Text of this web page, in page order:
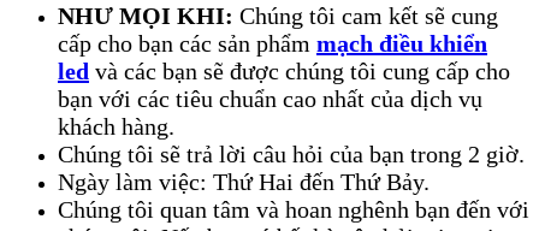
NHƯ MỌI KHI: Chúng tôi cam kết sẽ cung
cấp cho bạn các sản phẩm mạch điều khiển
led và các bạn sẽ được chúng tôi cung cấp cho
bạn với các tiêu chuẩn cao nhất của dịch vụ
khách hàng.
Chúng tôi sẽ trả lời câu hỏi của bạn trong 2 giờ.
Ngày làm việc: Thứ Hai đến Thứ Bảy.
Chúng tôi quan tâm và hoan nghênh bạn đến với